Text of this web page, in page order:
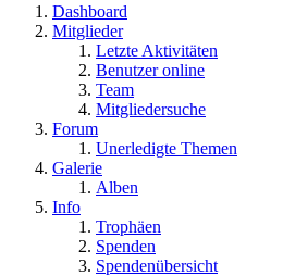
Dashboard
Mitglieder
Letzte Aktivitäten
Benutzer online
Team
Mitgliedersuche
Forum
Unerledigte Themen
Galerie
Alben
Info
Trophäen
Spenden
Spendenübersicht